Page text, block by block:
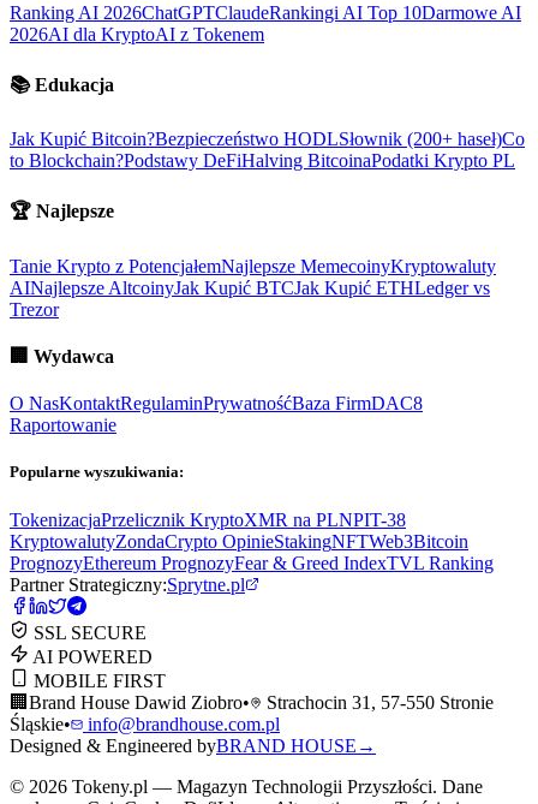
Ranking AI 2026ChatGPTClaudeRankingi AI Top 10Darmowe AI
2026AI dla KryptoAI z Tokenem
📚 Edukacja
Jak Kupić Bitcoin?Bezpieczeństwo HODLSłownik (200+ haseł)Co
to Blockchain?Podstawy DeFiHalving BitcoinaPodatki Krypto PL
🏆 Najlepsze
Tanie Krypto z PotencjałemNajlepsze MemecoinyKryptowaluty
AINajlepsze AltcoinyJak Kupić BTCJak Kupić ETHLedger vs
Trezor
🏢 Wydawca
O NasKontaktRegulaminPrywatnośćBaza FirmDAC8
Raportowanie
Popularne wyszukiwania:
TokenizacjaPrzelicznik KryptoXMR na PLNPIT-38
KryptowalutyZondaCrypto OpinieStakingNFTWeb3Bitcoin
PrognozyEthereum PrognozyFear & Greed IndexTVL Ranking
Partner Strategiczny:Sprytne.pl
SSL SECURE
AI POWERED
MOBILE FIRST
🏢 Brand House Dawid Ziobro•
Strachocin 31, 57-550 Stronie
Śląskie•
info@brandhouse.com.pl
Designed & Engineered byBRAND HOUSE →
© 2026 Tokeny.pl — Magazyn Technologii Przyszłości. Dane